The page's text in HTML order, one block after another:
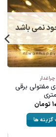
نمی باشد
مفتولی برقی
تومان
گزینه ها
قسط18,750
قسطی با ترب‌پی